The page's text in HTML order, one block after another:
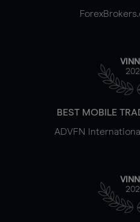
BEST MOBILE
ADVFN